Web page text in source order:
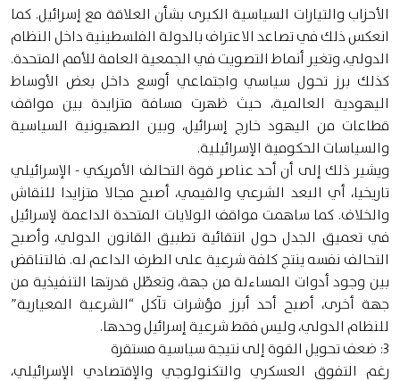
الأحزاب والتيارات السياسية الكبرى بشأن العلاقة مع إسرائيل. كما
انعكس ذلك في تصاعد الاعتراف بالدولة الفلسطينية داخل النظام
الدولي، وتغير أنماط التصويت في الجمعية العامة للأمم المتحدة.
كذلك برز تحول سياسي واجتماعي أوسع داخل بعض الأوساط
اليهودية العالمية، حيث ظهرت مسافة متزايدة بين مواقف
قطاعات من اليهود خارج إسرائيل، وبين الصهيونية السياسية
والسياسات الحكومية الإسرائيلية.
ويشير ذلك إلى أن أحد عناصر قوة التحالف الأمريكي - الإسرائيلي
تاريخيا، أي البعد الشرعي والقيمي، أصبح مجالا متزايدا للنقاش
والخلاف. كما ساهمت مواقف الولايات المتحدة الداعمة لإسرائيل
في تعميق الجدل حول انتقائية تطبيق القانون الدولي، وأصبح
التحالف نفسه ينتج كلفة شرعية على الطرف الداعم له. فالتناقض
بين وجود أدوات المساءلة من جهة، وتعطّل قدرتها التنفيذية من
جهة أخرى، أصبح أحد أبرز مؤشرات تآكل “الشرعية المعيارية”
للنظام الدولي، وليس فقط شرعية إسرائيل وحدها.
3: ضعف تحويل القوة إلى نتيجة سياسية مستقرة
رغم التفوق العسكري والتكنولوجي والإقتصادي الإسرائيلي،